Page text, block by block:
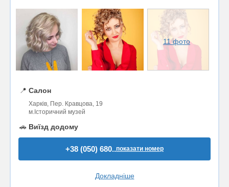
11 фото
📍 Салон
Харків, Пер. Кравцова, 19
м.Історичний музей
🚗 Виїзд додому
+38 (050) 680..показати номер
Докладніше